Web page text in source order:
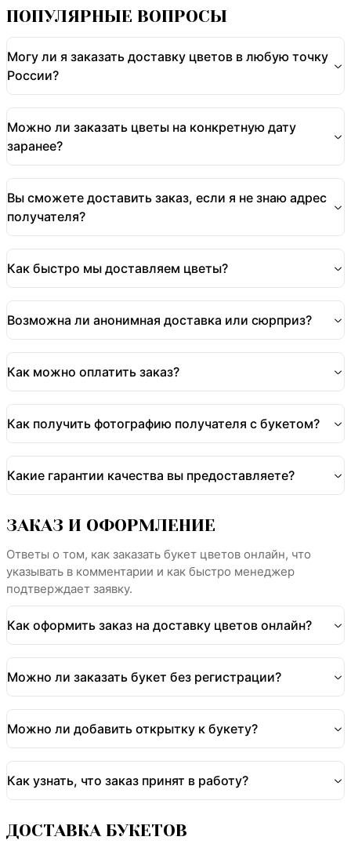
ПОПУЛЯРНЫЕ ВОПРОСЫ
Могу ли я заказать доставку цветов в любую точку
России?
Можно ли заказать цветы на конкретную дату
заранее?
Вы сможете доставить заказ, если я не знаю адрес
получателя?
Как быстро мы доставляем цветы?
Возможна ли анонимная доставка или сюрприз?
Как можно оплатить заказ?
Как получить фотографию получателя с букетом?
Какие гарантии качества вы предоставляете?
ЗАКАЗ И ОФОРМЛЕНИЕ
Ответы о том, как заказать букет цветов онлайн, что
указывать в комментарии и как быстро менеджер
подтверждает заявку.
Как оформить заказ на доставку цветов онлайн?
Можно ли заказать букет без регистрации?
Можно ли добавить открытку к букету?
Как узнать, что заказ принят в работу?
ДОСТАВКА БУКЕТОВ